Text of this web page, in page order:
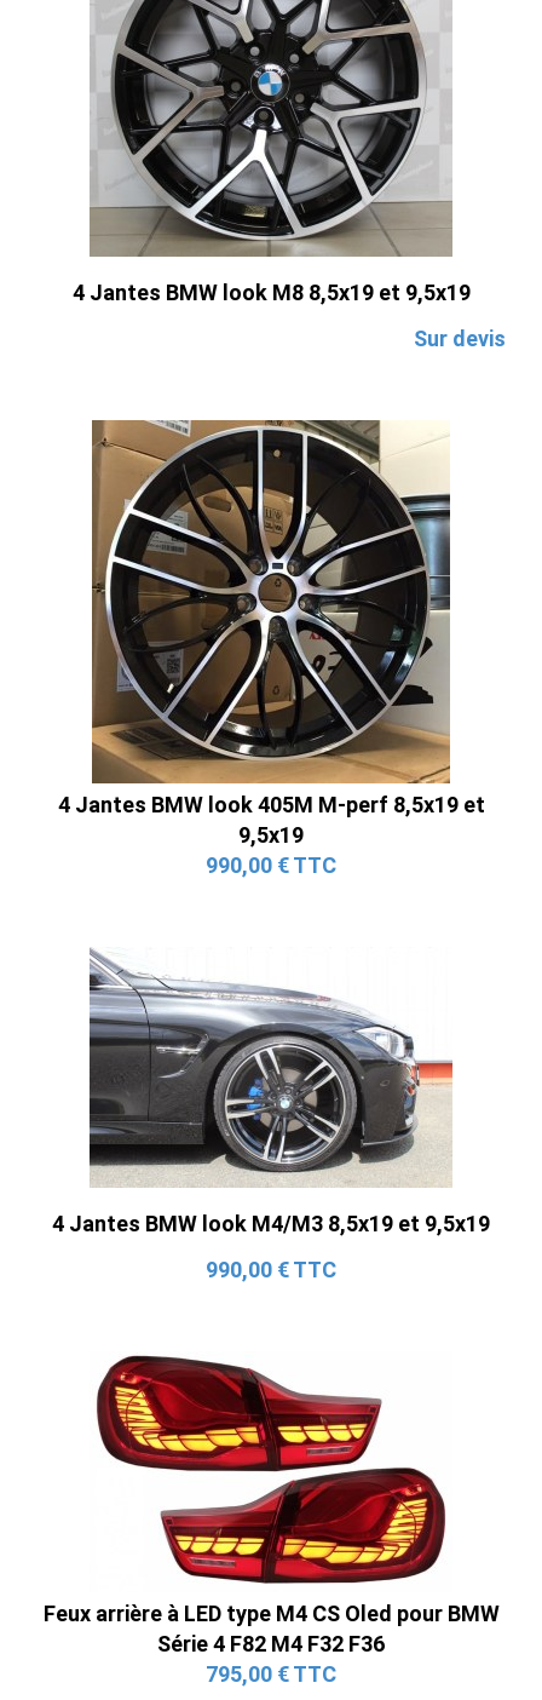
4 Jantes BMW look M8 8,5x19 et 9,5x19
Sur devis
4 Jantes BMW look 405M M-perf 8,5x19 et
9,5x19
990,00 € TTC
4 Jantes BMW look M4/M3 8,5x19 et 9,5x19
990,00 € TTC
Feux arrière à LED type M4 CS Oled pour BMW
Série 4 F82 M4 F32 F36
795,00 € TTC